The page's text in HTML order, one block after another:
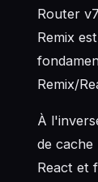
Router
Remix
Remix/
À
de
React et